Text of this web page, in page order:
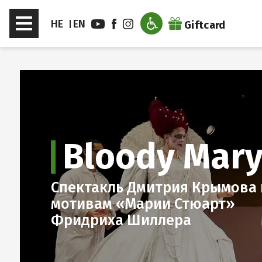
דלג לסרגל הניווט
דלג לתוכן
Toggle
navigation
HE EN Giftcard
Bloody
Спектакль Дмитрия Крымова
мотивам «Марии Стюарт»
Фридриха Шиллера